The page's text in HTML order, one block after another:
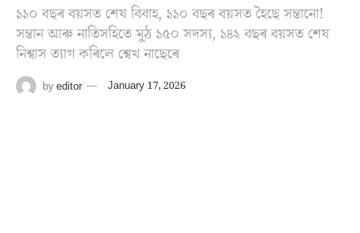
১১০ বছৰ বয়সত শেষ বিবাহ, ১১০ বছৰ বয়সত হৈছে সন্তানো!
সন্তান আৰু নাতিসহিতে মুঠ ১৫০ সদস্য, ১৪২ বছৰ বয়সত শেষ
নিশ্বাস ত্যাগ কৰিলে শ্বেখ নাছেৰে
byeditor January 17, 2026